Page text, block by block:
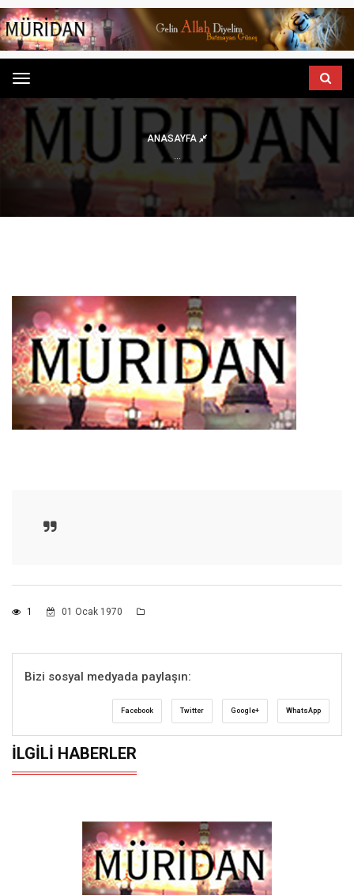
Menu
ANASAYFA
1 01 Ocak 1970
Bizi sosyal medyada paylaşın:
Facebook Twitter Google+ WhatsApp
İLGILI HABERLER